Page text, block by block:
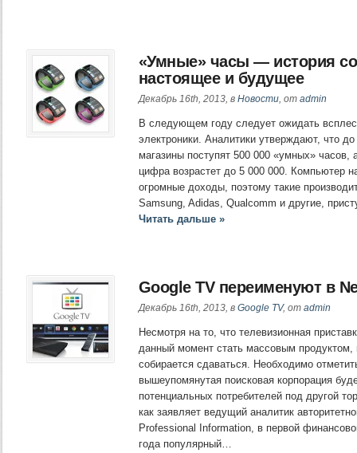
«Умные» часы — история
настоящее и будущее
Декабрь 16th, 2013, в Новости, от admin
В следующем году следует ожидать
электроники. Аналитики утверждают, что
магазины поступят 500 000 «умных»
цифра возрастет до 5 000 000. Компьютер
огромные доходы, поэтому такие
Samsung, Adidas, Qualcomm и другие,
Читать дальше »
Google TV переименуют в
Декабрь 16th, 2013, в Google TV, от admin
Несмотря на то, что телевизионная
данный момент стать массовым продуктом,
собирается сдаваться. Необходимо
вышеупомянутая поисковая корпорация
потенциальных потребителей под другой
как заявляет ведущий аналитик
Professional Information, в первой
года популярный…